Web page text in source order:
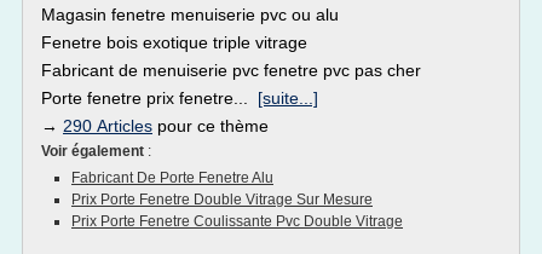
Magasin fenetre menuiserie pvc ou alu
Fenetre bois exotique triple vitrage
Fabricant de menuiserie pvc fenetre pvc pas cher
Porte fenetre prix fenetre... [suite...]
→ 290 Articles pour ce thème
Voir également :
Fabricant De Porte Fenetre Alu
Prix Porte Fenetre Double Vitrage Sur Mesure
Prix Porte Fenetre Coulissante Pvc Double Vitrage